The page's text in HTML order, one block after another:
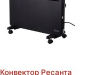
Конвектор Ресанта